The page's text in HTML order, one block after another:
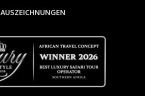
AUSZEICHNUNGEN